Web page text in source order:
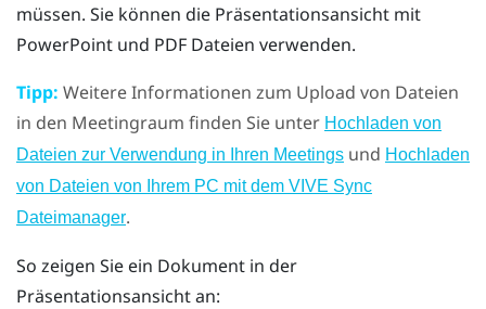
müssen. Sie können die Präsentationsansicht mit
PowerPoint und PDF Dateien verwenden.
Tipp: Weitere Informationen zum Upload von Dateien
in den Meetingraum finden Sie unter Hochladen von
Dateien zur Verwendung in Ihren Meetings und Hochladen
von Dateien von Ihrem PC mit dem VIVE Sync
Dateimanager.
So zeigen Sie ein Dokument in der
Präsentationsansicht an: